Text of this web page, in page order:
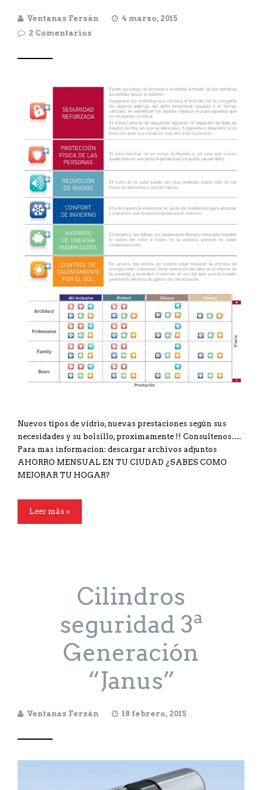
Ventanas Fersán
4 marzo, 2015
2 Comentarios
Nuevos tipos de vidrio, nuevas prestaciones según sus
necesidades y su bolsillo, proximamente !! Consultenos….
Para mas informacion: descargar archivos adjuntos
AHORRO MENSUAL EN TU CIUDAD ¿SABES COMO
MEJORAR TU HOGAR?
Leer más »
Cilindros
seguridad 3ª
Generación
“Janus”
Ventanas Fersán 18 febrero, 2015